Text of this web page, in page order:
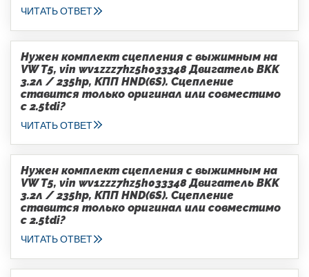
ЧИТАТЬ ОТВЕТ
Нужен комплект сцепления с выжимным на
VW T5, vin wv1zzz7hz5h033348 Двигатель BKK
3.2л / 235hp, КПП HND(6S). Сцепление
ставится только оригинал или совместимо
с 2.5tdi?
ЧИТАТЬ ОТВЕТ
Нужен комплект сцепления с выжимным на
VW T5, vin wv1zzz7hz5h033348 Двигатель BKK
3.2л / 235hp, КПП HND(6S). Сцепление
ставится только оригинал или совместимо
с 2.5tdi?
ЧИТАТЬ ОТВЕТ